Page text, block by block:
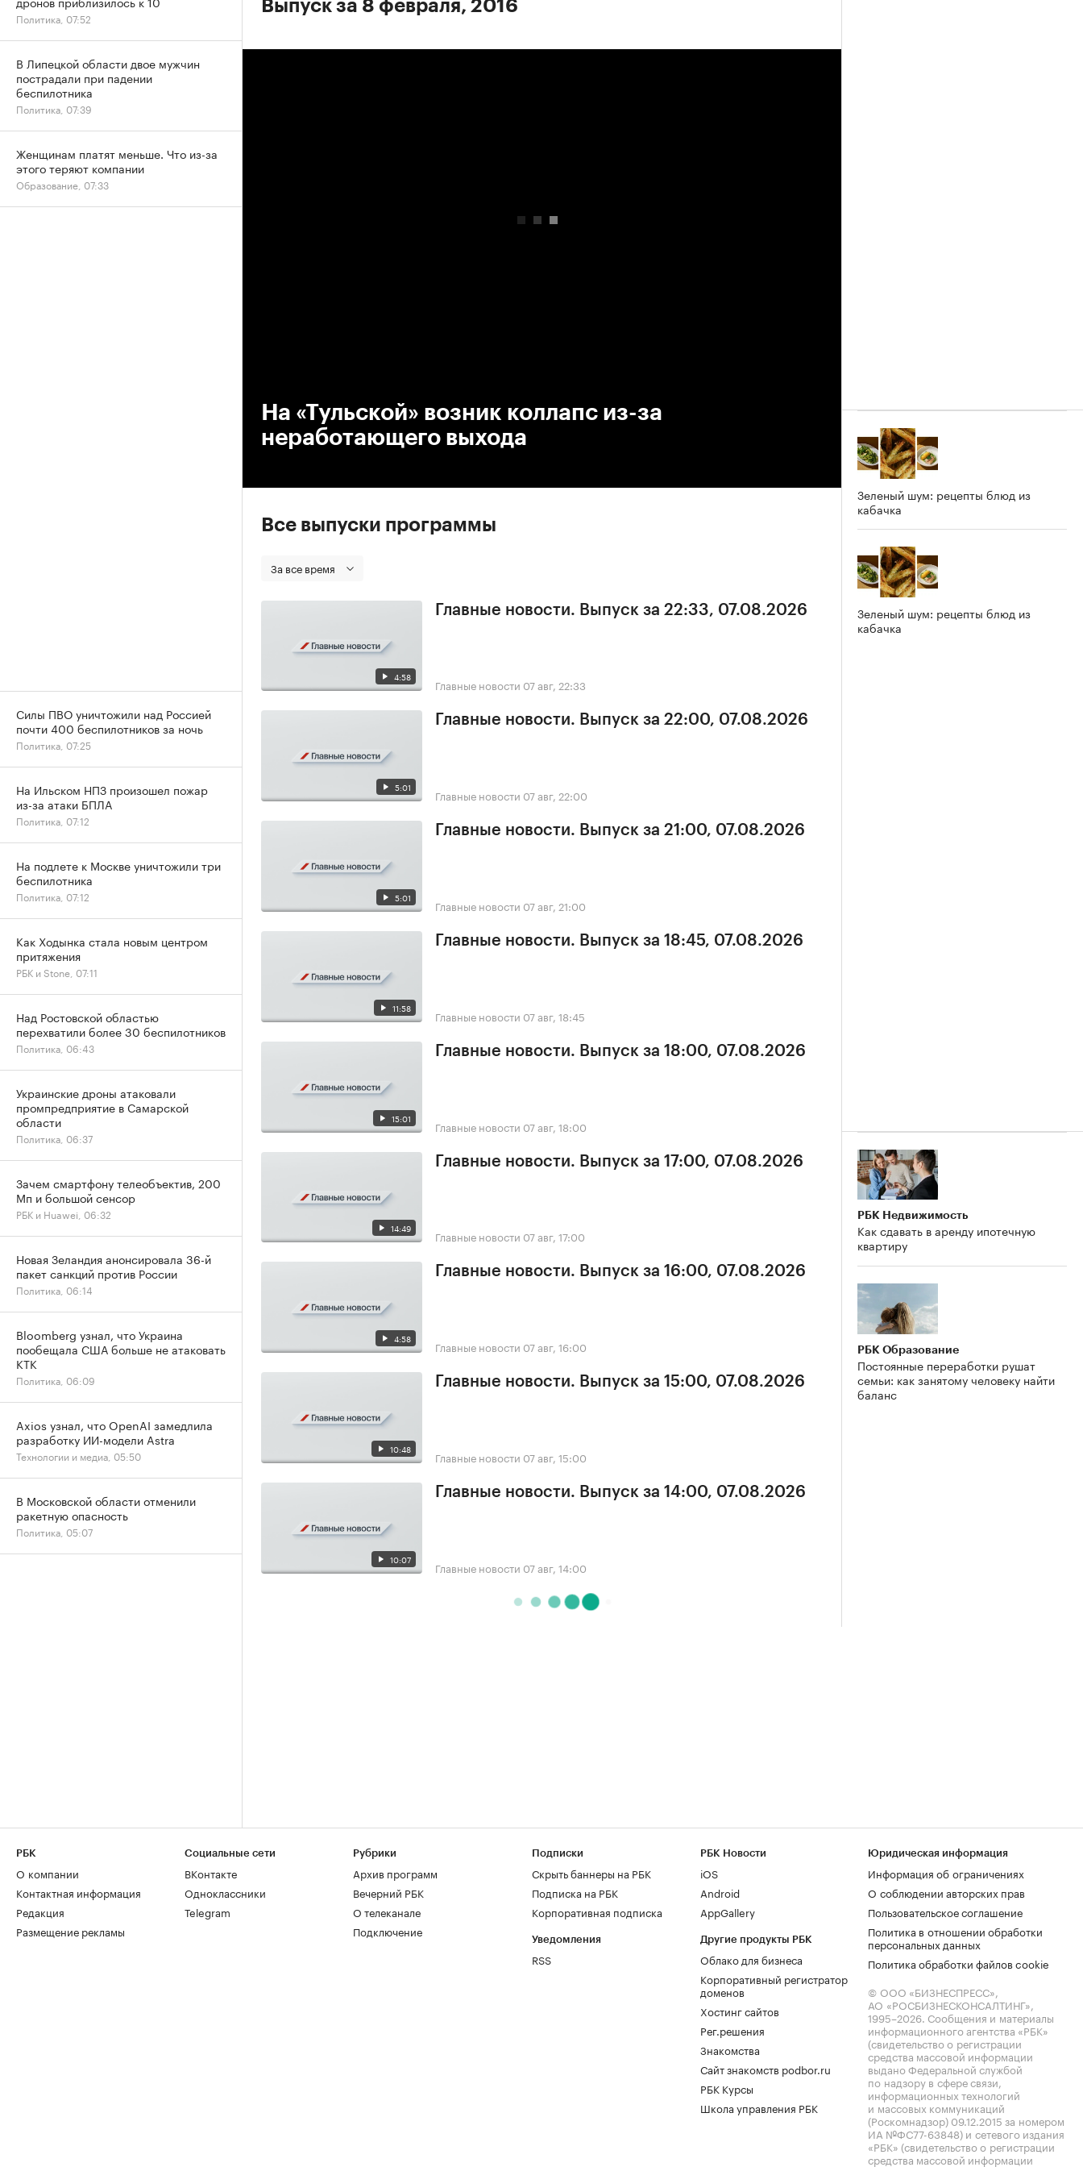
Выпуск за 8 февраля, 2016
На «Тульской» возник коллапс из-за
неработающего выхода
Все выпуски программы
За все время
4:58
Главные новости. Выпуск за 22:33, 07.08.2026
Главные новости 07 авг, 22:33
5:01
Главные новости. Выпуск за 22:00, 07.08.2026
Главные новости 07 авг, 22:00
5:01
Главные новости. Выпуск за 21:00, 07.08.2026
Главные новости 07 авг, 21:00
11:58
Главные новости. Выпуск за 18:45, 07.08.2026
Главные новости 07 авг, 18:45
15:01
Главные новости. Выпуск за 18:00, 07.08.2026
Главные новости 07 авг, 18:00
14:49
Главные новости. Выпуск за 17:00, 07.08.2026
Главные новости 07 авг, 17:00
4:58
Главные новости. Выпуск за 16:00, 07.08.2026
Главные новости 07 авг, 16:00
10:48
Главные новости. Выпуск за 15:00, 07.08.2026
Главные новости 07 авг, 15:00
10:07
Главные новости. Выпуск за 14:00, 07.08.2026
Главные новости 07 авг, 14:00
Зеленый шум: рецепты блюд из
кабачка
Зеленый шум: рецепты блюд из
кабачка
РБК Недвижимость
Как сдавать в аренду ипотечную
квартиру
РБК Образование
Постоянные переработки рушат
семьи: как занятому человеку найти
баланс
Политика, 07:52
В Липецкой области двое мужчин
пострадали при падении
беспилотника
Политика, 07:39
Женщинам платят меньше. Что из-за
этого теряют компании
Образование, 07:33
Силы ПВО уничтожили над Россией
почти 400 беспилотников за ночь
Политика, 07:25
На Ильском НПЗ произошел пожар
из-за атаки БПЛА
Политика, 07:12
На подлете к Москве уничтожили три
беспилотника
Политика, 07:12
Как Ходынка стала новым центром
притяжения
РБК и Stone, 07:11
Над Ростовской областью
перехватили более 30 беспилотников
Политика, 06:43
Украинские дроны атаковали
промпредприятие в Самарской
области
Политика, 06:37
Зачем смартфону телеобъектив, 200
Мп и большой сенсор
РБК и Huawei, 06:32
Новая Зеландия анонсировала 36-й
пакет санкций против России
Политика, 06:14
Bloomberg узнал, что Украина
пообещала США больше не атаковать
КТК
Политика, 06:09
Axios узнал, что OpenAI замедлила
разработку ИИ-модели Astra
Технологии и медиа, 05:50
В Московской области отменили
ракетную опасность
Политика, 05:07
РБК
О компании
Контактная информация
Редакция
Размещение рекламы
Социальные сети
ВКонтакте
Одноклассники
Telegram
Рубрики
Архив программ
Вечерний РБК
О телеканале
Подключение
Подписки
Скрыть баннеры на РБК
Подписка на РБК
Корпоративная подписка
Уведомления
RSS
РБК Новости
iOS
Android
AppGallery
Другие продукты РБК
Облако для бизнеса
Корпоративный регистратор
доменов
Хостинг сайтов
Рег.решения
Знакомства
Сайт знакомств podbor.ru
РБК Курсы
Школа управления РБК
Юридическая информация
Информация об ограничениях
О соблюдении авторских прав
Пользовательское соглашение
Политика в отношении обработки
персональных данных
Политика обработки файлов cookie
© ООО «БИЗНЕСПРЕСС»,
АО «РОСБИЗНЕСКОНСАЛТИНГ»,
1995–2026. Сообщения и материалы
информационного агентства «РБК»
(свидетельство о регистрации
средства массовой информации
выдано Федеральной службой
по надзору в сфере связи,
информационных технологий
и массовых коммуникаций
(Роскомнадзор) 09.12.2015 за номером
ИА №ФС77-63848) и сетевого издания
«РБК» (свидетельство о регистрации
средства массовой информации